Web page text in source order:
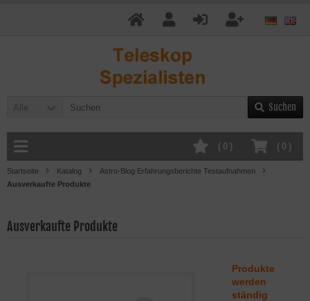
Alle Suchen
( 0 )
( 0 )
Startseite Katalog
Astro-Blog Erfahrungsberichte Testaufnahmen
Ausverkaufte Produkte
Ausverkaufte Produkte
Produkte
werden
ständig